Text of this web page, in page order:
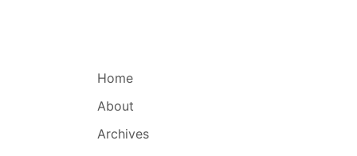
Home
About
Archives